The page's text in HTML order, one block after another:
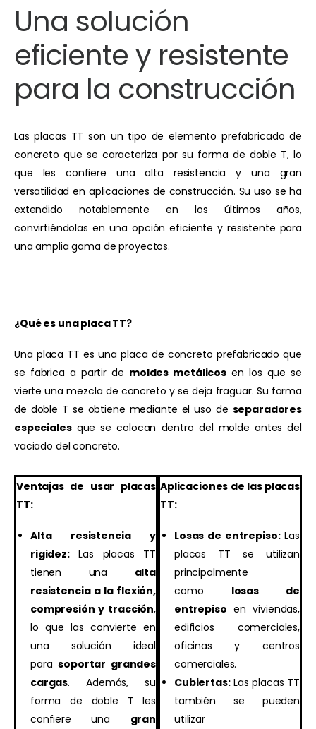
Una solución
eficiente y resistente
para la construcción
Las placas TT son un tipo de elemento prefabricado de
concreto que se caracteriza por su forma de doble T, lo
que les confiere una alta resistencia y una gran
versatilidad en aplicaciones de construcción. Su uso se ha
extendido notablemente en los últimos años,
convirtiéndolas en una opción eficiente y resistente para
una amplia gama de proyectos.
¿Qué es una placa TT?
Una placa TT es una placa de concreto prefabricado que
se fabrica a partir de moldes metálicos en los que se
vierte una mezcla de concreto y se deja fraguar. Su forma
de doble T se obtiene mediante el uso de separadores
especialesque se colocan dentro del molde antes del
vaciado del concreto.
Ventajas de usar placas
TT:
Alta resistencia y
rigidez:Las placas TT
tienen una alta
resistencia a la flexión,
compresión y tracción,
lo que las convierte en
una solución ideal
parasoportar grandes
cargas. Además, su
forma de doble T les
confiere una gran
Aplicaciones de las placas
TT:
Losas de entrepiso:Las
placas TT se utilizan
principalmente
como losas de
entrepiso en viviendas,
edificios comerciales,
oficinas y centros
comerciales.
Cubiertas:Las placas TT
también se pueden
utilizar